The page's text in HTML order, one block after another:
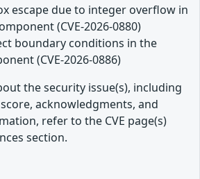
escape due to integer overflow in
(CVE-2026-0880)
boundary conditions in the
(CVE-2026-0886)
the security issue(s), including
acknowledgments, and
refer to the CVE page(s)
section.